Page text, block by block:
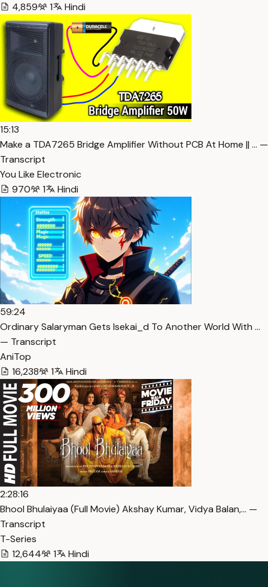
4,859
1 Hindi
15:13
Make a TDA7265 Bridge Amplifier Without PCB At Home || … —
Transcript
You Like Electronic
970
1 Hindi
59:24
Ordinary Salaryman Gets Isekai_d To Another World With …
— Transcript
AniTop
16,238
1 Hindi
2:28:16
Bhool Bhulaiyaa (Full Movie) Akshay Kumar, Vidya Balan,… —
Transcript
T-Series
12,644
1 Hindi